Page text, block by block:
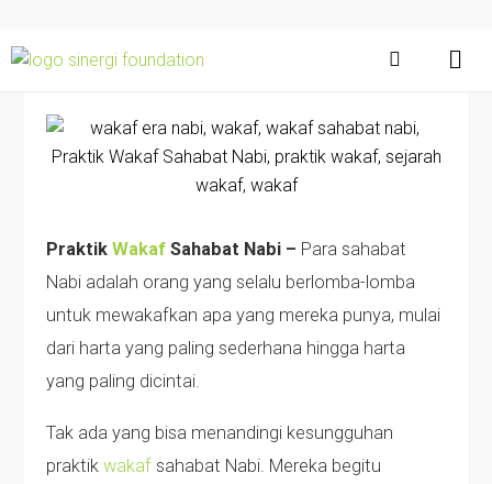
PraktikWakaf Sahabat Nabi – Para sahabat
Nabi adalah orang yang selalu berlomba-lomba
untuk mewakafkan apa yang mereka punya, mulai
dari harta yang paling sederhana hingga harta
yang paling dicintai.
Tak ada yang bisa menandingi kesungguhan
praktikwakaf sahabat Nabi. Mereka begitu